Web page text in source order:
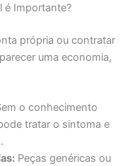
é Importante?
própria ou contratar
uma economia,
o conhecimento
tratar o sintoma e
Peças genéricas ou